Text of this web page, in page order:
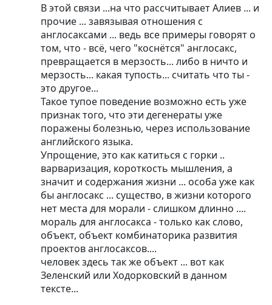
В этой связи ...на что рассчитывает Алиев ... и
прочие ... завязывая отношения с
англосаксами ... ведь все примеры говорят о
том, что - всё, чего "коснётся" англосакс,
превращается в мерзость... либо в ничто и
мерзость... какая тупость... считать что ты -
это другое...
Такое тупое поведение возможно есть уже
признак того, что эти дегенераты уже
поражены болезнью, через использование
английского языка.
Упрощение, это как катиться с горки ..
варваризация, короткость мышления, а
значит и содержания жизни ... особа уже как
бы англосакс ... существо, в жизни которого
нет места для морали - слишком длинно ....
мораль для англосакса - только как слово,
объект, объект комбинаторика развития
проектов англосаксов....
человек здесь так же объект ... вот как
Зеленский или Ходорковский в данном
тексте...